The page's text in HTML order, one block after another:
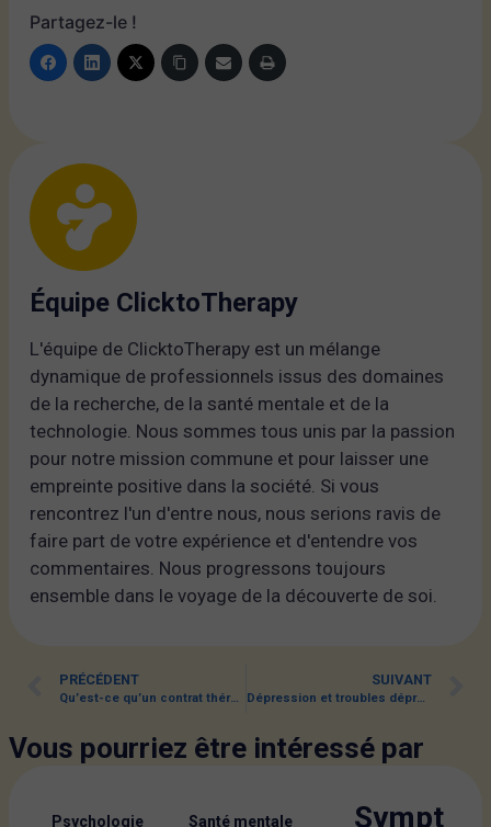
Partagez-le !
Équipe ClicktoTherapy
L'équipe de ClicktoTherapy est un mélange
dynamique de professionnels issus des domaines
de la recherche, de la santé mentale et de la
technologie. Nous sommes tous unis par la passion
pour notre mission commune et pour laisser une
empreinte positive dans la société. Si vous
rencontrez l'un d'entre nous, nous serions ravis de
faire part de votre expérience et d'entendre vos
commentaires. Nous progressons toujours
ensemble dans le voyage de la découverte de soi.
PRÉCÉDENT
Qu’est-ce qu’un contrat thérapeutique ?
SUIVANT
Dépression et troubles dépressifs
Vous pourriez être intéressé par
Psychologie Santé mentale Sympt